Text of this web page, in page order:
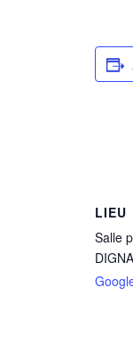
LIEU
Salle